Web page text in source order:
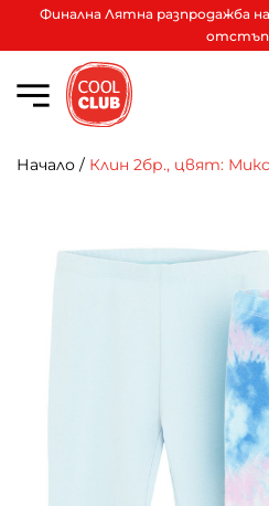
Финална Лятна разпродажба
Начало / Клин 2бр., цвят: Микс